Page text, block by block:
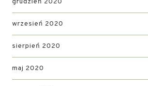
grudzień 2020
wrzesień 2020
sierpień 2020
maj 2020